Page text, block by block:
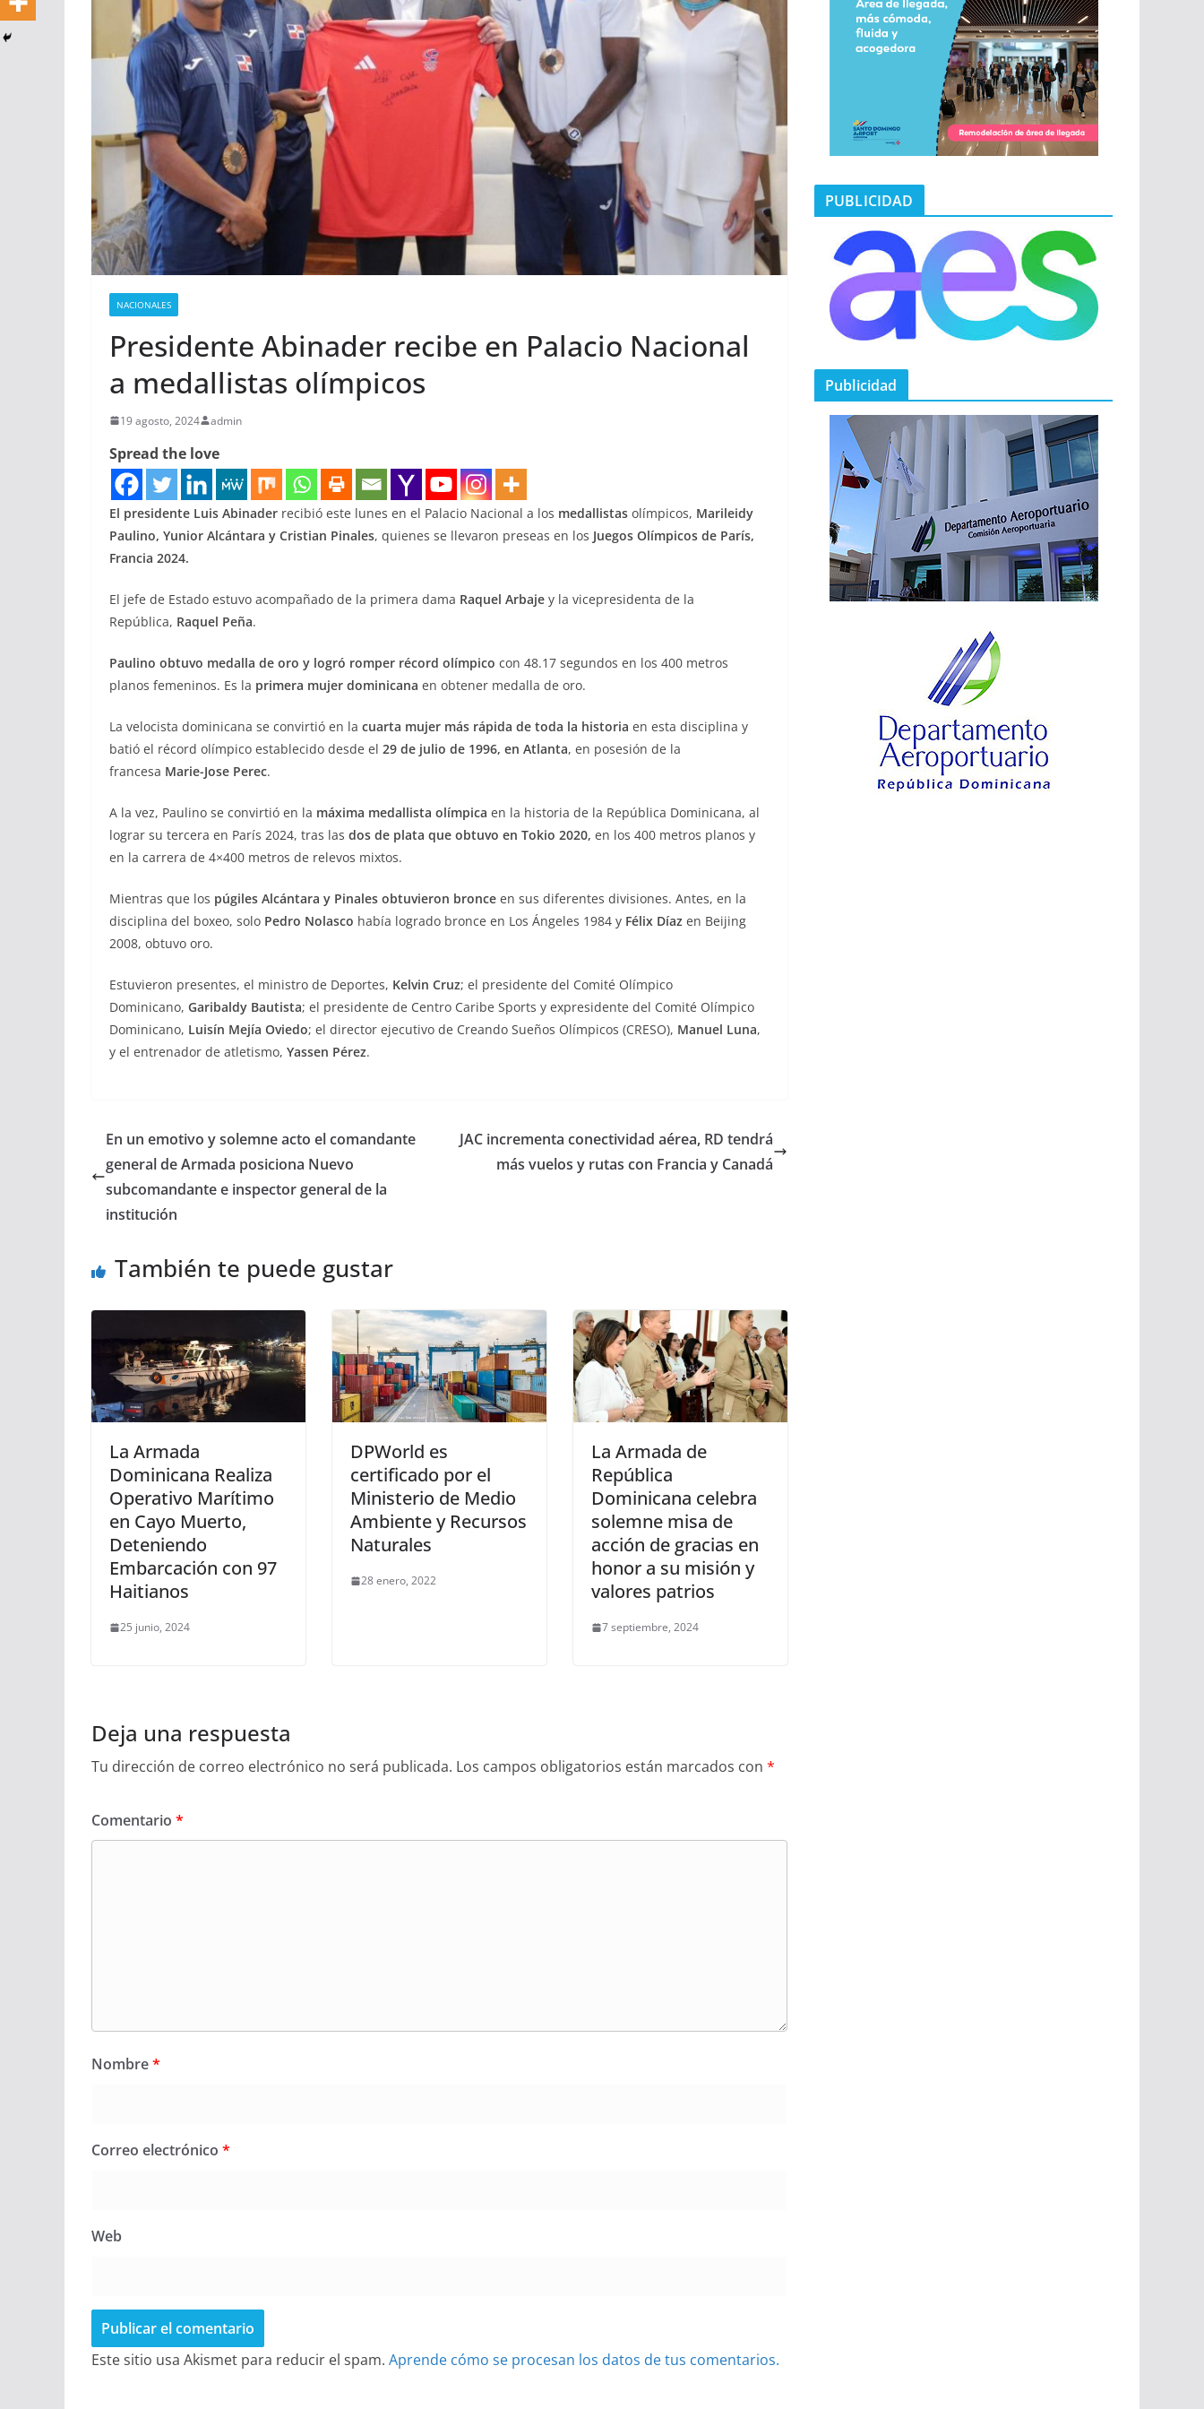
NACIONALES
Presidente Abinader recibe en Palacio Nacional
a medallistas olímpicos
19 agosto, 2024 admin
Spread the love
El presidente Luis Abinader recibió este lunes en el Palacio Nacional a los medallistas olímpicos, Marileidy
Paulino, Yunior Alcántara y Cristian Pinales, quienes se llevaron preseas en los Juegos Olímpicos de París,
Francia 2024.
El jefe de Estado estuvo acompañado de la primera dama Raquel Arbaje y la vicepresidenta de la
República, Raquel Peña.
Paulino obtuvo medalla de oro y logró romper récord olímpico con 48.17 segundos en los 400 metros
planos femeninos. Es la primera mujer dominicana en obtener medalla de oro.
La velocista dominicana se convirtió en la cuarta mujer más rápida de toda la historia en esta disciplina y
batió el récord olímpico establecido desde el 29 de julio de 1996, en Atlanta, en posesión de la
francesa Marie-Jose Perec.
A la vez, Paulino se convirtió en la máxima medallista olímpica en la historia de la República Dominicana, al
lograr su tercera en París 2024, tras las dos de plata que obtuvo en Tokio 2020, en los 400 metros planos y
en la carrera de 4×400 metros de relevos mixtos.
Mientras que los púgiles Alcántara y Pinales obtuvieron bronce en sus diferentes divisiones. Antes, en la
disciplina del boxeo, solo Pedro Nolasco había logrado bronce en Los Ángeles 1984 y Félix Díaz en Beijing
2008, obtuvo oro.
Estuvieron presentes, el ministro de Deportes, Kelvin Cruz; el presidente del Comité Olímpico
Dominicano, Garibaldy Bautista; el presidente de Centro Caribe Sports y expresidente del Comité Olímpico
Dominicano, Luisín Mejía Oviedo; el director ejecutivo de Creando Sueños Olímpicos (CRESO), Manuel Luna,
y el entrenador de atletismo, Yassen Pérez.
En un emotivo y solemne acto el comandante
general de Armada posiciona Nuevo
subcomandante e inspector general de la
institución
JAC incrementa conectividad aérea, RD tendrá
más vuelos y rutas con Francia y Canadá
También te puede gustar
La Armada
Dominicana Realiza
Operativo Marítimo
en Cayo Muerto,
Deteniendo
Embarcación con 97
Haitianos
25 junio, 2024
DPWorld es
certificado por el
Ministerio de Medio
Ambiente y Recursos
Naturales
28 enero, 2022
La Armada de
República
Dominicana celebra
solemne misa de
acción de gracias en
honor a su misión y
valores patrios
7 septiembre, 2024
Deja una respuesta
Tu dirección de correo electrónico no será publicada. Los campos obligatorios están marcados con *
Comentario *
Nombre*
Correo electrónico *
Web
Este sitio usa Akismet para reducir el spam. Aprende cómo se procesan los datos de tus comentarios.
PUBLICIDAD
Publicidad